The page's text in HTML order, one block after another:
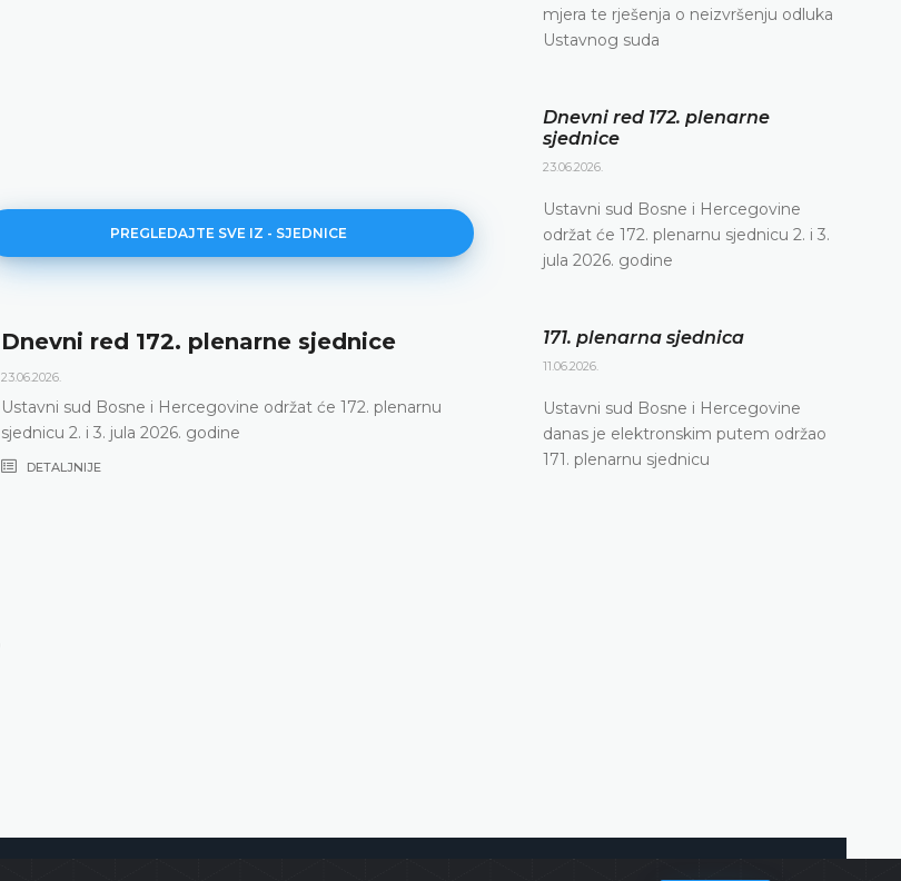
PREGLEDAJTE SVE IZ - SJEDNICE
Dnevni red 172. plenarne sjednice
23.06.2026.
Ustavni sud Bosne i Hercegovine održat će 172. plenarnu
sjednicu 2. i 3. jula 2026. godine
DETALJNIJE
171. plenarna sjednica
Ustavni sud Bosne i Hercegovine danas je
putem održao 171. plenarnu sjednicu
DETALJNIJE
mjera te rješenja o neizvršenju odluka
Ustavnog suda
Dnevni red 172. plenarne
sjednice
23.06.2026.
Ustavni sud Bosne i Hercegovine
održat će 172. plenarnu sjednicu 2. i 3.
jula 2026. godine
171. plenarna sjednica
11.06.2026.
Ustavni sud Bosne i Hercegovine
danas je elektronskim putem održao
171. plenarnu sjednicu